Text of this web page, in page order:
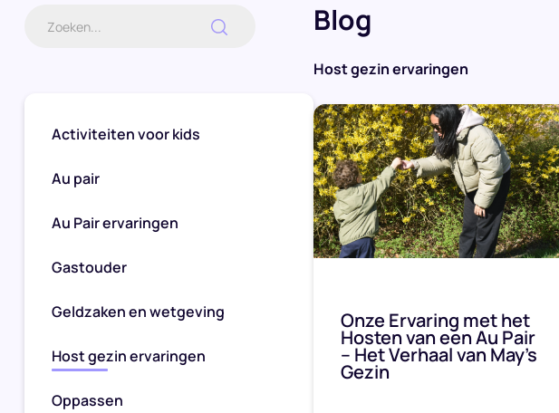
Activiteiten voor kids
Au pair
Au Pair ervaringen
Gastouder
Geldzaken en wetgeving
Host gezin ervaringen
Oppassen
Blog
Host gezin ervaringen
Onze Ervaring met het
Hosten van een Au Pair
– Het Verhaal van May’s
Gezin